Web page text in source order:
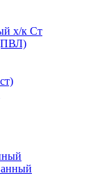
х/к Ст